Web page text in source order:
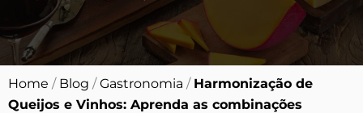
Home / Blog /Gastronomia / Harmonização de
Queijos e Vinhos: Aprenda as combinações